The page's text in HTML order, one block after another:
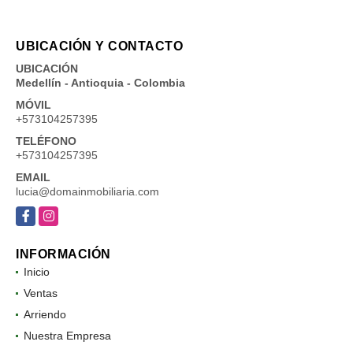
UBICACIÓN Y CONTACTO
UBICACIÓN
Medellín - Antioquia - Colombia
MÓVIL
+573104257395
TELÉFONO
+573104257395
EMAIL
lucia@domainmobiliaria.com
FacebookInstagram
INFORMACIÓN
Inicio
Ventas
Arriendo
Nuestra Empresa